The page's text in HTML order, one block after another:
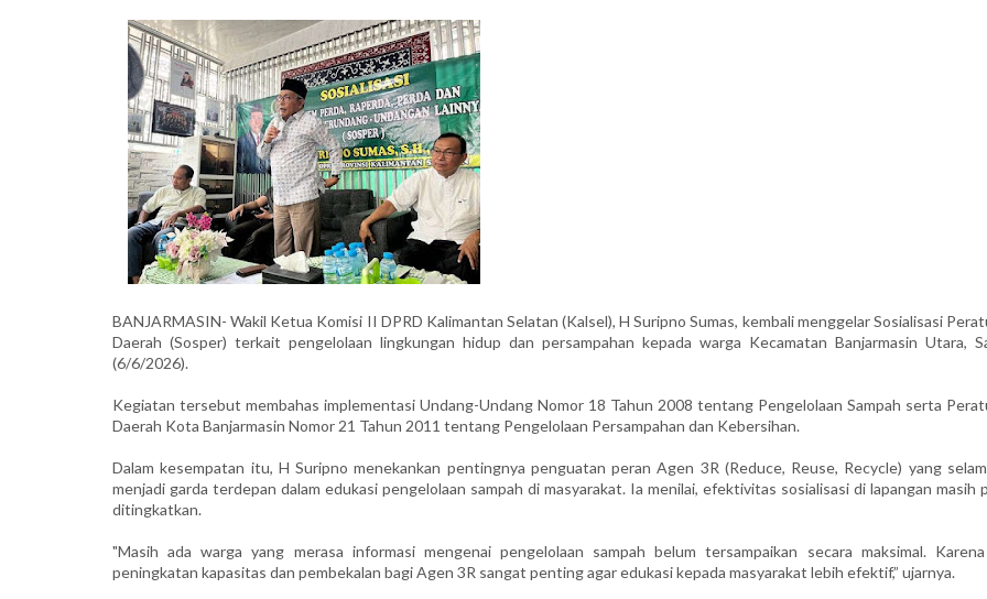
BANJARMASIN- Wakil Ketua Komisi II DPRD Kalimantan Selatan (Kalsel), H Suripno Sumas, kembali menggelar Sosialisasi
Daerah (Sosper) terkait pengelolaan lingkungan hidup dan persampahan kepada warga Kecamatan Banjarmasin Utara,
(6/6/2026).
Kegiatan tersebut membahas implementasi Undang-Undang Nomor 18 Tahun 2008 tentang Pengelolaan Sampah serta
Daerah Kota Banjarmasin Nomor 21 Tahun 2011 tentang Pengelolaan Persampahan dan Kebersihan.
Dalam kesempatan itu, H Suripno menekankan pentingnya penguatan peran Agen 3R (Reduce, Reuse, Recycle) yang
menjadi garda terdepan dalam edukasi pengelolaan sampah di masyarakat. Ia menilai, efektivitas sosialisasi di lapangan masih
ditingkatkan.
"Masih ada warga yang merasa informasi mengenai pengelolaan sampah belum tersampaikan secara maksimal.
peningkatan kapasitas dan pembekalan bagi Agen 3R sangat penting agar edukasi kepada masyarakat lebih efektif,” ujarnya.